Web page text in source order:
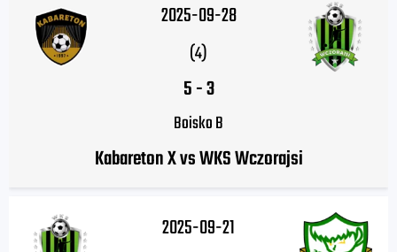
2025-09-28
(4)
5-3
Boisko B
Kabareton X vs WKS Wczorajsi
2025-09-21